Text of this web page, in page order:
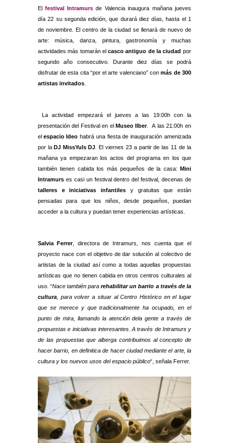
El festival Intramurs de Valencia inaugura mañana jueves
día 22 su segunda edición, que durará diez días, hasta el 1
de noviembre. El centro de la ciudad se llenará de nuevo de
arte: música, danza, pintura, gastronomía y muchas
actividades más tomarán el casco antiguo de la ciudad por
segundo año consecutivo. Durante diez días se podrá
disfrutar de esta cita “por el arte valenciano” con más de 300
artistas invitados
La actividad empezará el jueves a las 19:00h con la
presentación del Festival en el Museo lIber. A las 21:00h en
el espacio Ideo habrá una fiesta de inauguración amenizada
por la DJ MissYuls DJ . El viernes 23 a partir de las 11 de la
mañana ya empezaran los actos del programa en los que
también tienen cabida los más pequeños de la casa: Mini
Intramurs es casi un festival dentro del festival, decenas de
talleres e iniciativas infantiles y gratuitas que están
pensadas para que los niños, desde pequeños, puedan
acceder a la cultura y puedan tener experiencias artísticas.
Salvia Ferrer, directora de Intramurs, nos cuenta que el
proyecto nace con el objetivo de dar solución al colectivo de
artistas de la ciudad así como a todas aquellas propuestas
artísticas que no tienen cabida en otros centros culturales al
uso. “Nace también para rehabilitar un barrio a través de la
cultura , para volver a situar al Centro Histórico en el lugar
que se merece y que tradicionalmente ha ocupado, en el
punto de mira, llamando la atención dela gente a través de
propuestas e iniciativas interesantes. A través de Intramurs y
de las propuestas que alberga contribuimos al concepto de
hacer barrio, en definitica de hacer ciudad mediante el arte, la
cultura y los nuevos usos del espacio público“, señala Ferrer.